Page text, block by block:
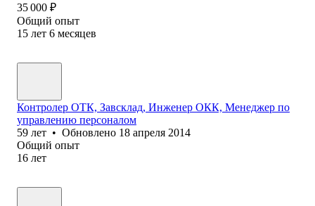
35 000 ₽
Общий опыт
15 лет 6 месяцев
Контролер ОТК, Завсклад, Инженер ОКК, Менеджер по
управлению персоналом
59 лет • Обновлено 18 апреля 2014
Общий опыт
16 лет